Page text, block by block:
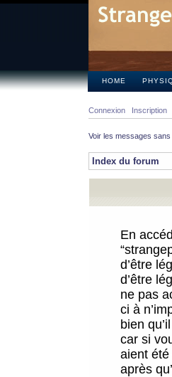
HOME
Connexion Inscription
Voir les messages
Index du forum
En
d’être
d’être
ne pas
ci à
bien
car si
aient
après